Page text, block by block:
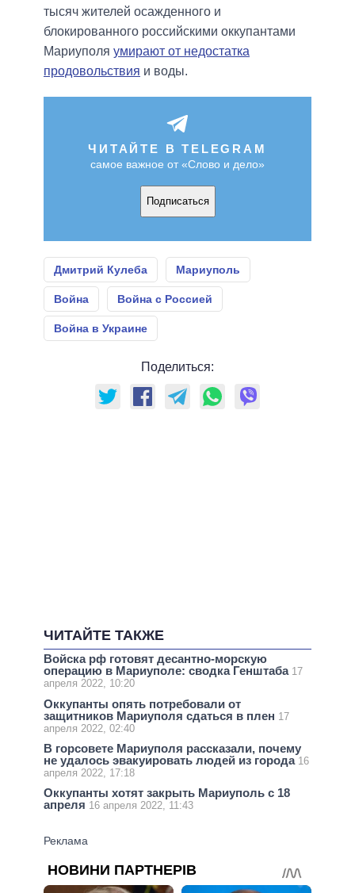
тысяч жителей осажденного и
блокированного российскими оккупантами
Мариуполя умирают от недостатка
продовольствия и воды.
ЧИТАЙТЕ В TELEGRAM
самое важное от «Слово и дело»
Подписаться
Дмитрий Кулеба Мариуполь
Война Война с Россией
Война в Украине
Поделиться:
ЧИТАЙТЕ ТАКЖЕ
Войска рф готовят десантно-морскую
операцию в Мариуполе: сводка Генштаба 17
апреля 2022, 10:20
Оккупанты опять потребовали от
защитников Мариуполя сдаться в плен 17
апреля 2022, 02:40
В горсовете Мариуполя рассказали, почему
не удалось эвакуировать людей из города 16
апреля 2022, 17:18
Оккупанты хотят закрыть Мариуполь с 18
апреля 16 апреля 2022, 11:43